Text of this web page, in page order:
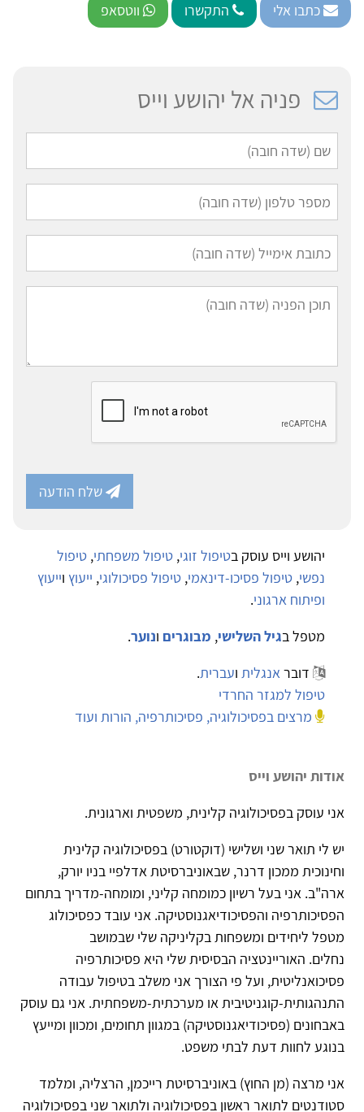
כתבו אלי התקשרו ווטסאפ
פניה אל יהושע וייס
שלח הודעה
יהושע וייס עוסק בטיפול זוגי, טיפול משפחתי, טיפול
נפשי, טיפול פסיכו-דינאמי, טיפול פסיכולוגי, ייעוץ וייעוץ
ופיתוח ארגוני.
מטפל בגיל השלישי, מבוגרים ונוער.
דובראנגלית ועברית.
טיפול למגזר החרדי
מרצים בפסיכולוגיה, פסיכותרפיה, הורות ועוד
אודות יהושע וייס
אני עוסק בפסיכולוגיה קלינית, משפטית וארגונית.
יש לי תואר שני ושלישי (דוקטורט) בפסיכולוגיה קלינית
וחינוכית ממכון דרנר, שבאוניברסיטת אדלפיי בניו יורק,
ארה"ב. אני בעל רשיון כמומחה קליני, ומומחה-מדריך בתחום
הפסיכותרפיה והפסיכודיאגנוסטיקה. אני עובד כפסיכולוג
מטפל ליחידים ומשפחות בקליניקה שלי שבמושב
נחלים. האוריינטציה הבסיסית שלי היא פסיכותרפיה
פסיכואנליטית, ועל פי הצורך אני משלב בטיפול עבודה
התנהגותית-קוגניטיבית או מערכתית-משפחתית. אני גם עוסק
באבחונים (פסיכודיאגנוסטיקה) במגוון תחומים, ומכוון ומייעץ
בנוגע לחוות דעת לבתי משפט.
אני מרצה (מן החוץ) באוניברסיטת רייכמן, הרצליה, ומלמד
סטודנטים לתואר ראשון בפסיכולוגיה ולתואר שני בפסיכולוגיה